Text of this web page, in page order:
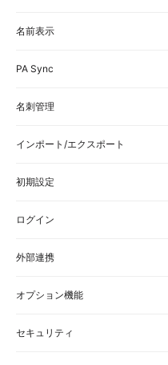
名前表示
PA Sync
名刺管理
インポート/エクスポート
初期設定
ログイン
外部連携
オプション機能
セキュリティ